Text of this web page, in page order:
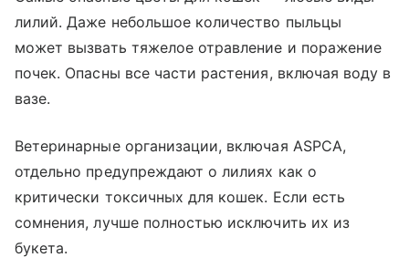
лилий. Даже небольшое количество пыльцы
может вызвать тяжелое отравление и поражение
почек. Опасны все части растения, включая воду в
вазе.
Ветеринарные организации, включая ASPCA,
отдельно предупреждают о лилиях как о
критически токсичных для кошек. Если есть
сомнения, лучше полностью исключить их из
букета.